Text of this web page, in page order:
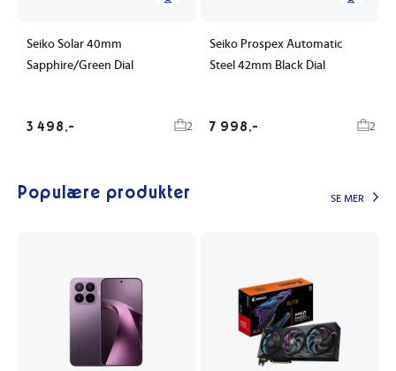
Seiko Solar 40mm
Sapphire/Green Dial
3 498,- 2
Seiko Prospex Automatic
Steel 42mm Black Dial
7 998,- 2
Populære produkter SE MER